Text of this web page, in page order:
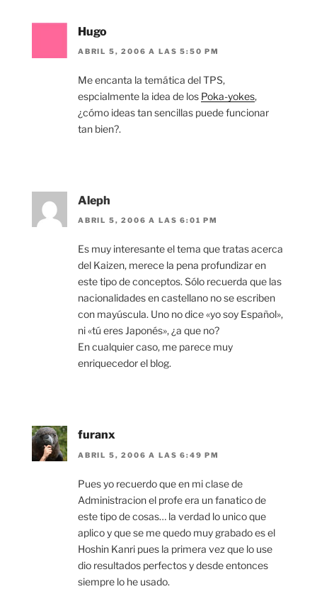
Hugo
ABRIL 5, 2006 A LAS 5:50 PM
Me encanta la temática del TPS,
espcialmente la idea de los Poka-yokes,
¿cómo ideas tan sencillas puede funcionar
tan bien?.
Aleph
ABRIL 5, 2006 A LAS 6:01 PM
Es muy interesante el tema que tratas acerca
del Kaizen, merece la pena profundizar en
este tipo de conceptos. Sólo recuerda que las
nacionalidades en castellano no se escriben
con mayúscula. Uno no dice «yo soy Español»,
ni «tú eres Japonés», ¿a que no?
En cualquier caso, me parece muy
enriquecedor el blog.
furanx
ABRIL 5, 2006 A LAS 6:49 PM
Pues yo recuerdo que en mi clase de
Administracion el profe era un fanatico de
este tipo de cosas… la verdad lo unico que
aplico y que se me quedo muy grabado es el
Hoshin Kanri pues la primera vez que lo use
dio resultados perfectos y desde entonces
siempre lo he usado.